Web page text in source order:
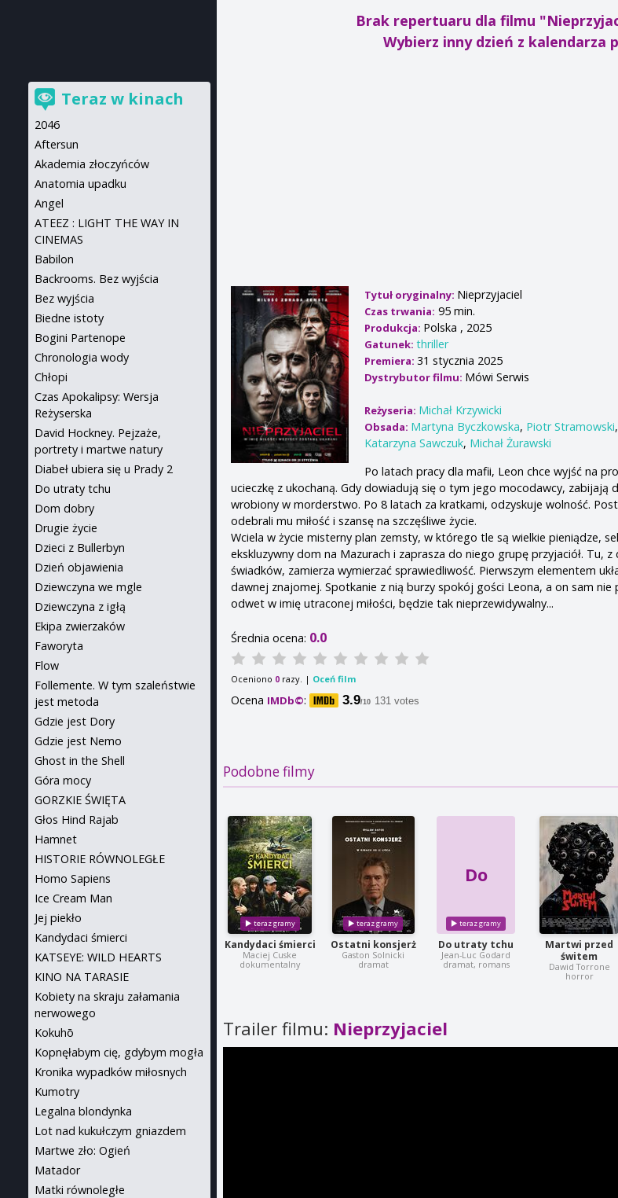
Brak repertuaru dla filmu
Wybierz inny dzień z kalendarza
Tytuł oryginalny: Nieprzyjaciel
Czas trwania: 95 min.
Produkcja: Polska , 2025
Gatunek:thriller
Premiera:31 stycznia 2025
Dystrybutor filmu: Mówi Serwis
Reżyseria: Michał Krzywicki
Obsada: Martyna Byczkowska, Piotr Stramowski,
Katarzyna Sawczuk, Michał Żurawski
Po latach pracy dla mafii, Leon chce wyjść na
ucieczkę z ukochaną. Gdy dowiadują się o tym jego mocodawcy, zabijają
wrobiony w morderstwo. Po 8 latach za kratkami, odzyskuje wolność.
odebrali mu miłość i szansę na szczęśliwe życie.
Wciela w życie misterny plan zemsty, w którego tle są wielkie pieniądze,
ekskluzywny dom na Mazurach i zaprasza do niego grupę przyjaciół. Tu,
świadków, zamierza wymierzać sprawiedliwość. Pierwszym elementem
dawnej znajomej. Spotkanie z nią burzy spokój gości Leona, a on sam nie
odwet w imię utraconej miłości, będzie tak nieprzewidywalny...
Średnia ocena: 0.0
Oceniono 0 razy. | Oceń film
Ocena IMDb©: 3.9/10 131 votes
Podobne filmy
Kandydaci śmierci
Maciej Cuske
dokumentalny
Ostatni konsjerż
Gaston Solnicki
dramat
Do
Do utraty tchu
Jean-Luc Godard
dramat, romans
Martwi przed
świtem
Dawid Torrone
horror
Trailer filmu: Nieprzyjaciel
Teraz w kinach
2046
Aftersun
Akademia złoczyńców
Anatomia upadku
Angel
ATEEZ : LIGHT THE WAY IN
CINEMAS
Babilon
Backrooms. Bez wyjścia
Bez wyjścia
Biedne istoty
Bogini Partenope
Chronologia wody
Chłopi
Czas Apokalipsy: Wersja
Reżyserska
David Hockney. Pejzaże,
portrety i martwe natury
Diabeł ubiera się u Prady 2
Do utraty tchu
Dom dobry
Drugie życie
Dzieci z Bullerbyn
Dzień objawienia
Dziewczyna we mgle
Dziewczyna z igłą
Ekipa zwierzaków
Faworyta
Flow
Follemente. W tym szaleństwie
jest metoda
Gdzie jest Dory
Gdzie jest Nemo
Ghost in the Shell
Góra mocy
GORZKIE ŚWIĘTA
Głos Hind Rajab
Hamnet
HISTORIE RÓWNOLEGŁE
Homo Sapiens
Ice Cream Man
Jej piekło
Kandydaci śmierci
KATSEYE: WILD HEARTS
KINO NA TARASIE
Kobiety na skraju załamania
nerwowego
Kokuhō
Kopnęłabym cię, gdybym mogła
Kronika wypadków miłosnych
Kumotry
Legalna blondynka
Lot nad kukułczym gniazdem
Martwe zło: Ogień
Matador
Matki równoległe